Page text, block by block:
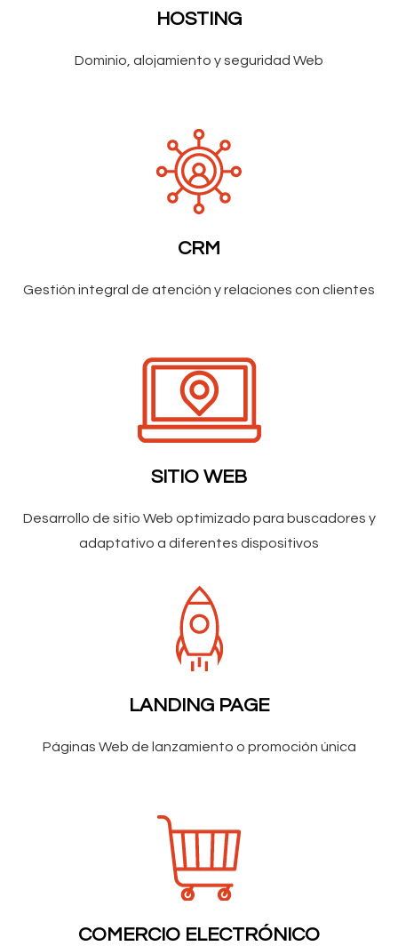
HOSTING
Dominio, alojamiento y seguridad Web
CRM
Gestión integral de atención y relaciones con clientes
SITIO WEB
Desarrollo de sitio Web optimizado para buscadores y
adaptativo a diferentes dispositivos
LANDING PAGE
Páginas Web de lanzamiento o promoción única
COMERCIO ELECTRÓNICO